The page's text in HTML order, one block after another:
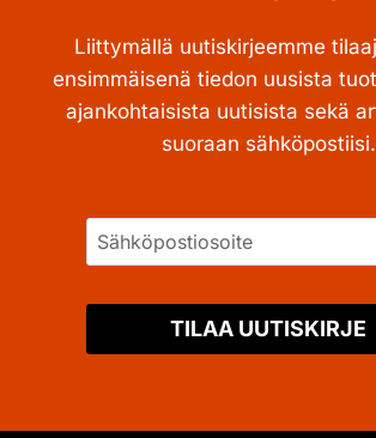
Liittymällä uutiskirjeemme
ensimmäisenä tiedon uusista
ajankohtaisista uutisista sekä
suoraan sähköpostiisi.
TILAA UUTISKIRJE